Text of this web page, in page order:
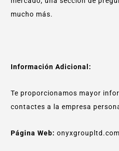
mucho más.
Información Adicional:
Te proporcionamos mayor
contactes a la empresa
Página Web: onyxgroupltd.com